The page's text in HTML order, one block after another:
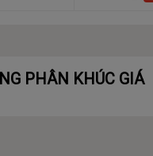
PHÂN KHÚC GIÁ